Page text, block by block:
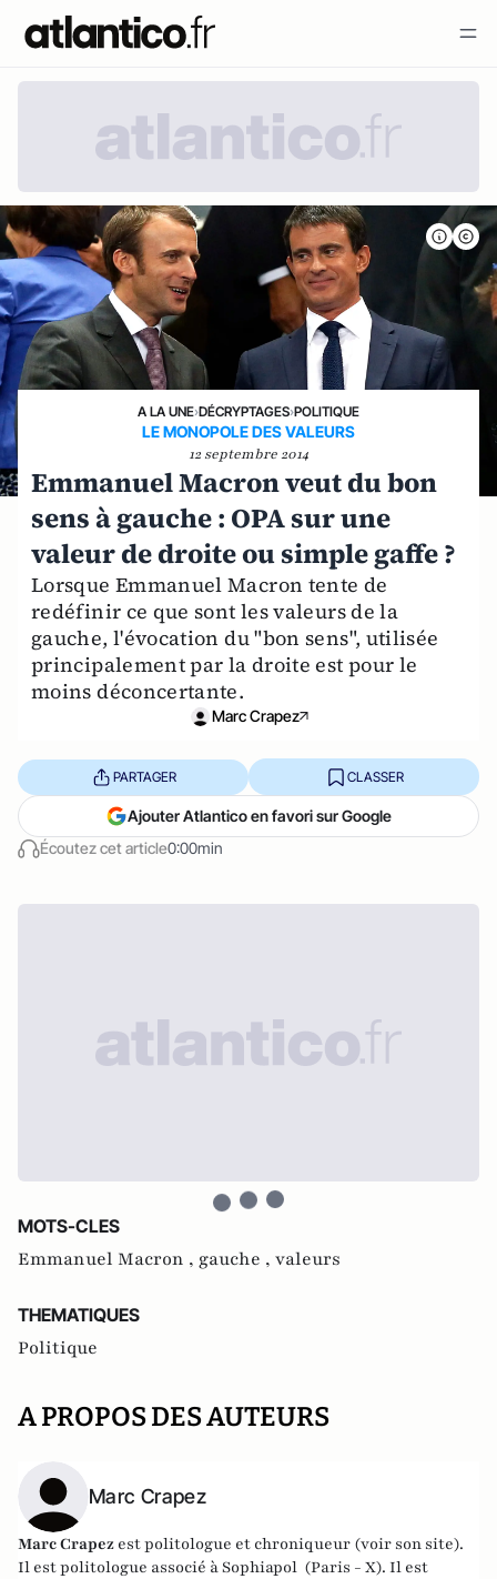
A LA UNE›DÉCRYPTAGES›POLITIQUE
LE MONOPOLE DES VALEURS
12 septembre 2014
Emmanuel Macron veut du bon
sens à gauche : OPA sur une
valeur de droite ou simple gaffe ?
Lorsque Emmanuel Macron tente de
redéfinir ce que sont les valeurs de la
gauche, l'évocation du "bon sens", utilisée
principalement par la droite est pour le
moins déconcertante.
Marc Crapez
Écoutez cet article0:00min
PARTAGER CLASSER
Ajouter Atlantico en favori sur Google
MOTS-CLES
Emmanuel Macron , gauche , valeurs
THEMATIQUES
Politique
A PROPOS DES AUTEURS
Marc Crapez
Marc Crapez est politologue et chroniqueur (voir son site).
Il est politologue associé à Sophiapol (Paris - X). Il est